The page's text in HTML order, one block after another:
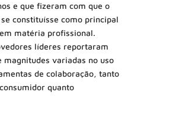
e que fizeram com que o
constituísse como principal
matéria profissional.
líderes reportaram
magnitudes variadas no uso
de colaboração, tanto
quanto